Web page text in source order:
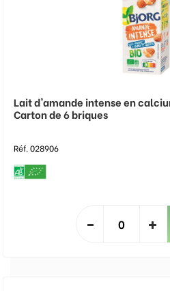
Lait d'amande intense en
Carton de 6 briques
Réf. 028906